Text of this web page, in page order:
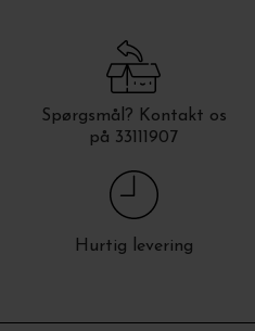
Spørgsmål? Kontakt os
på 33111907
Hurtig levering